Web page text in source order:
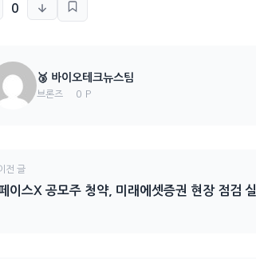
0
🥉 바이오테크뉴스팀
브론즈 0 P
전 글
이스X 공모주 청약, 미래에셋증권 현장 점검 실